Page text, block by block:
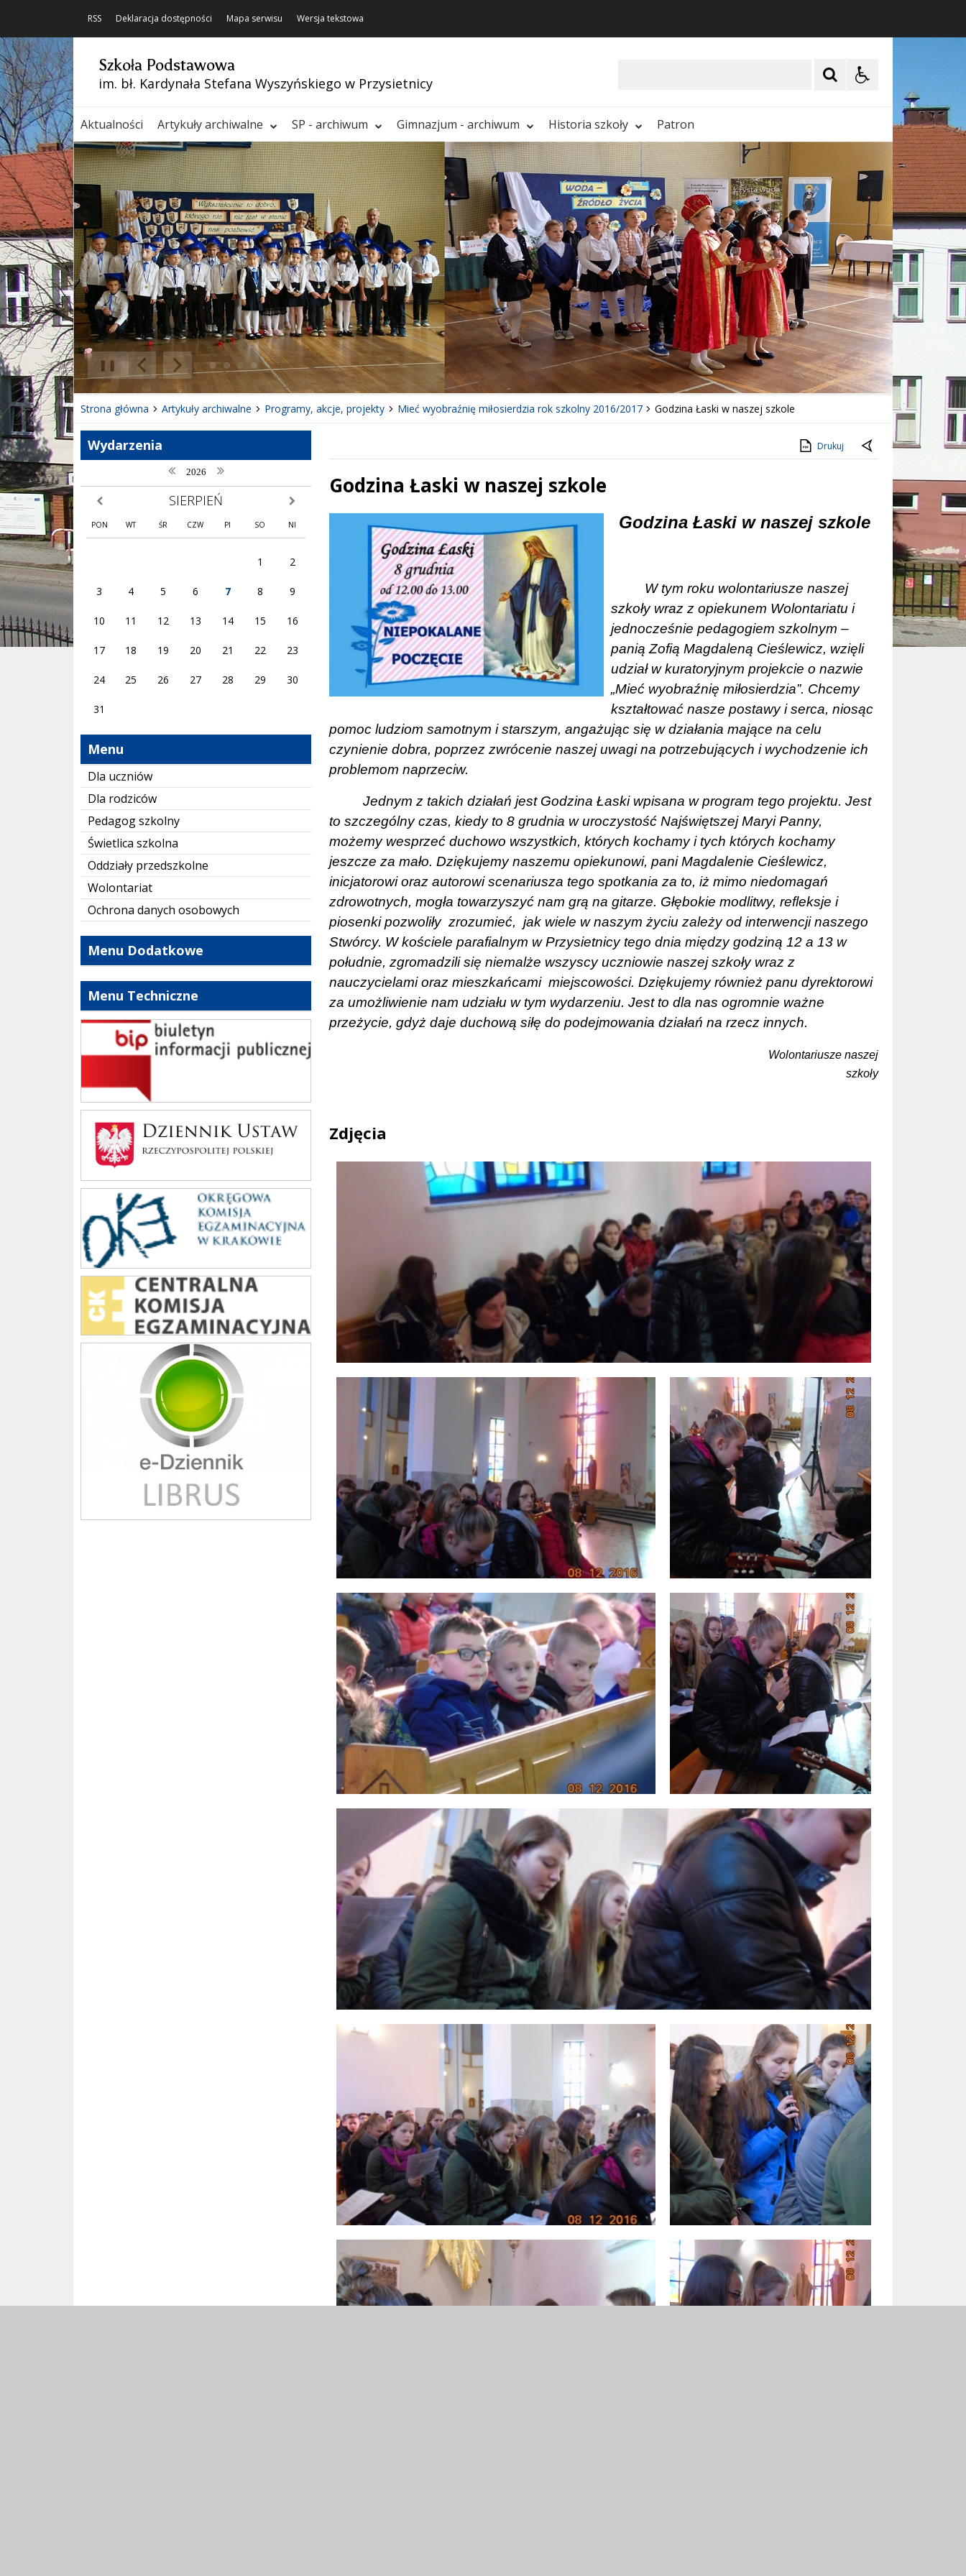
RSS Deklaracja dostępności Mapa serwisu Wersja tekstowa
Szkoła Podstawowa
im. bł. Kardynała Stefana Wyszyńskiego w Przysietnicy
Aktualności Artykuły archiwalne SP - archiwum Gimnazjum - archiwum Historia szkoły Patron
Poprzedni Element
Następny Element
❚❚
Strona główna Artykuły archiwalne Programy, akcje, projekty Mieć wyobraźnię miłosierdzia rok szkolny 2016/2017 Godzina Łaski w naszej szkole
Wydarzenia
poprzedni rok
2026 następny rok
poprzedni miesiąc SIERPIEŃ następny miesiąc
PON WT ŚR CZW PI SO NI
1 2
3 4 5 6 7 8 9
10 11 12 13 14 15 16
17 18 19 20 21 22 23
24 25 26 27 28 29 30
31
Menu
Dla uczniów
Dla rodziców
Pedagog szkolny
Świetlica szkolna
Oddziały przedszkolne
Wolontariat
Ochrona danych osobowych
Menu Dodatkowe
Menu Techniczne
bip szkoły
Dziennik Polski
oke_krakow
cke
Librus szkoła
Drukuj
Godzina Łaski w naszej szkole
Treść Godzina Łaski w naszej szkole
W tym roku wolontariusze naszej
szkoły wraz z opiekunem Wolontariatu i
jednocześnie pedagogiem szkolnym –
panią Zofią Magdaleną Cieślewicz, wzięli
udział w kuratoryjnym projekcie o nazwie
„Mieć wyobraźnię miłosierdzia”. Chcemy
kształtować nasze postawy i serca, niosąc
pomoc ludziom samotnym i starszym, angażując się w działania mające na celu
czynienie dobra, poprzez zwrócenie naszej uwagi na potrzebujących i wychodzenie ich
problemom naprzeciw.
Jednym z takich działań jest Godzina Łaski wpisana w program tego projektu. Jest
to szczególny czas, kiedy to 8 grudnia w uroczystość Najświętszej Maryi Panny,
możemy wesprzeć duchowo wszystkich, których kochamy i tych których kochamy
jeszcze za mało. Dziękujemy naszemu opiekunowi, pani Magdalenie Cieślewicz,
inicjatorowi oraz autorowi scenariusza tego spotkania za to, iż mimo niedomagań
zdrowotnych, mogła towarzyszyć nam grą na gitarze. Głębokie modlitwy, refleksje i
piosenki pozwoliły zrozumieć, jak wiele w naszym życiu zależy od interwencji naszego
Stwórcy. W kościele parafialnym w Przysietnicy tego dnia między godziną 12 a 13 w
południe, zgromadzili się niemalże wszyscy uczniowie naszej szkoły wraz z
nauczycielami oraz mieszkańcami miejscowości. Dziękujemy również panu dyrektorowi
za umożliwienie nam udziału w tym wydarzeniu. Jest to dla nas ogromnie ważne
przeżycie, gdyż daje duchową siłę do podejmowania działań na rzecz innych.
Wolontariusze naszej
szkoły
Zdjęcia